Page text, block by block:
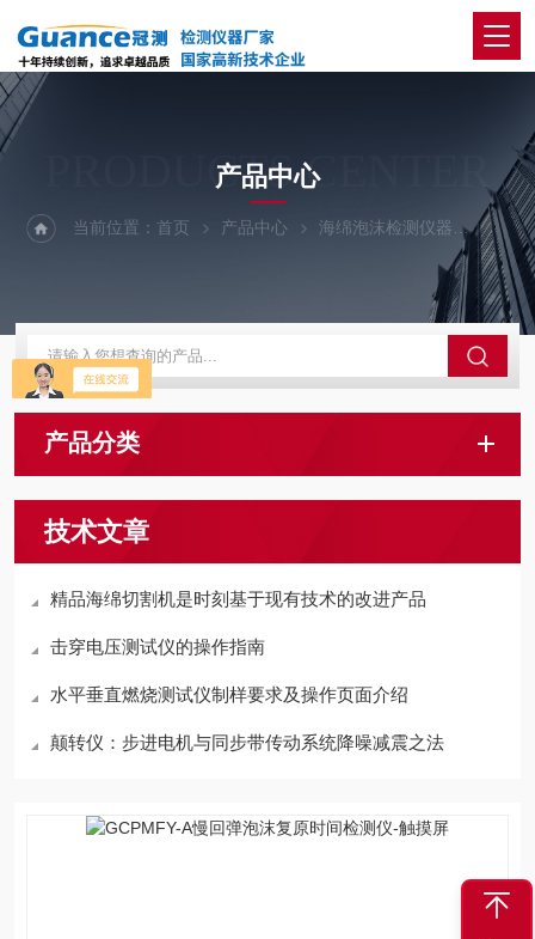
PRODUCTS CENTER
产品中心
当前位置：首页 产品中心 海绵泡沫检测仪器 慢回
产品分类
技术文章
精品海绵切割机是时刻基于现有技术的改进产品
击穿电压测试仪的操作指南
水平垂直燃烧测试仪制样要求及操作页面介绍
颠转仪：步进电机与同步带传动系统降噪减震之法